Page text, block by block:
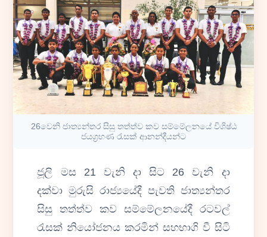
26වෙනි ජාත්‍යන්තර සිසු තත්ත්ව කව සම්මේලනයේ විශිෂ්ඨ
ජයග්‍රහණ රැසක් ආනන්දීයන්ට
ජූලි මස 21 වැනි දා සිට 26 වැනි දා
දක්වා මුරුසි රාජ්‍යයේදී පැවති ජාත්‍යන්තර
සිසු තත්ත්ව කව සම්මේලනයේදී රටවල්
රැසක් නියෝජනය කරමින් සහභාගි වී සිටි